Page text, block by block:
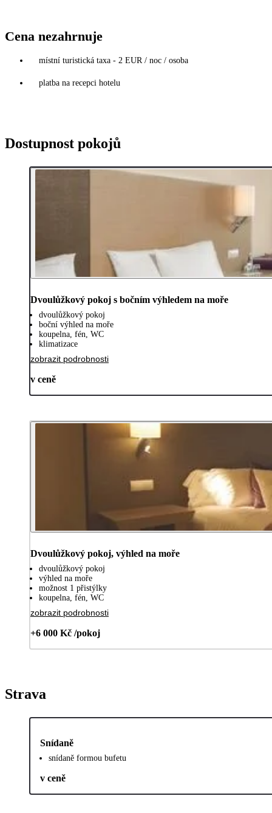
Cena nezahrnuje
místní turistická taxa - 2 EUR / noc / osoba
platba na recepci hotelu
Dostupnost pokojů
Dvoulůžkový pokoj s bočním výhledem na moře
dvoulůžkový pokoj
boční výhled na moře
koupelna, fén, WC
klimatizace
zobrazit podrobnosti
v ceně
Dvoulůžkový pokoj, výhled na moře
dvoulůžkový pokoj
výhled na moře
možnost 1 přistýlky
koupelna, fén, WC
zobrazit podrobnosti
+6 000 Kč /pokoj
Strava
Snídaně
snídaně formou bufetu
v ceně